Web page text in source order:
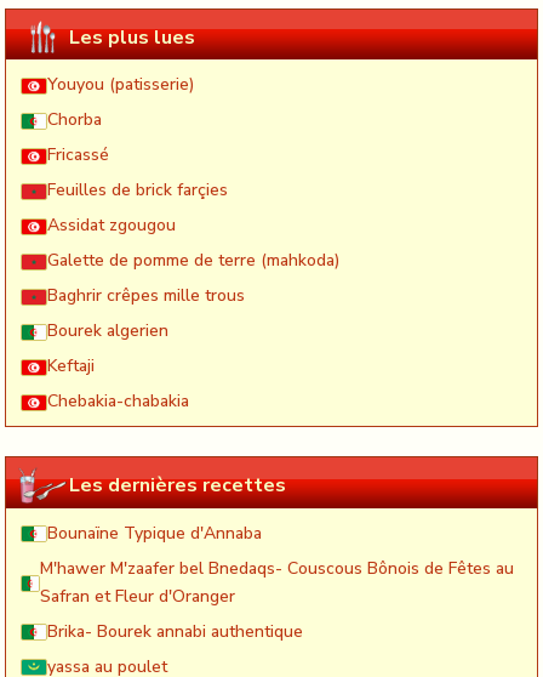
Les plus lues
Youyou (patisserie)
Chorba
Fricassé
Feuilles de brick farçies
Assidat zgougou
Galette de pomme de terre (mahkoda)
Baghrir crêpes mille trous
Bourek algerien
Keftaji
Chebakia-chabakia
Les dernières recettes
Bounaïne Typique d'Annaba
M'hawer M'zaafer bel Bnedaqs- Couscous Bônois de Fêtes au
Safran et Fleur d'Oranger
Brika- Bourek annabi authentique
yassa au poulet